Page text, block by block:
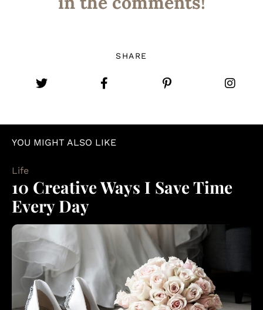
SHARE
YOU MIGHT ALSO LIKE
Life
10 Creative Ways I Save Time
Every Day